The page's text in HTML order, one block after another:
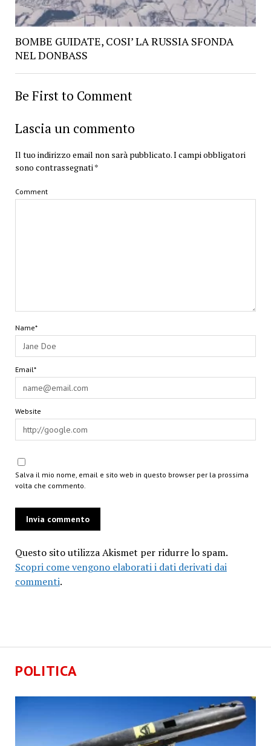
POLITICA
BOMBE GUIDATE, COSI’ LA RUSSIA SFONDA
NEL DONBASS
Be First to Comment
Lascia un commento
Il tuo indirizzo email non sarà pubblicato.I campi obbligatori
sono contrassegnati*
Comment
Name*
Email*
Website
Salva il mio nome, email e sito web in questo browser per la prossima
volta che commento.
Questo sito utilizza Akismet per ridurre lo spam.
Scopri come vengono elaborati i dati derivati dai
commenti.